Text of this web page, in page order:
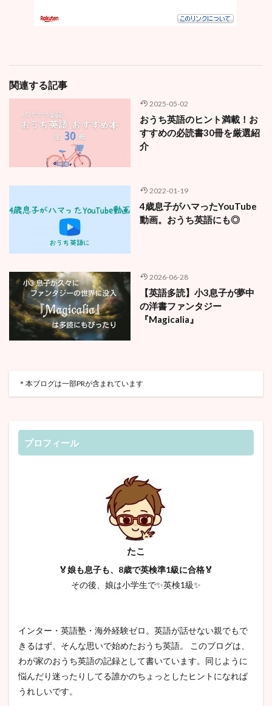
関連する記事
2025-05-02
おうち英語のヒント満載！お
すすめの必読書30冊を厳選紹
介
2022-01-19
4歳息子がハマったYouTube
動画。おうち英語にも◎
2026-06-28
【英語多読】小3息子が夢中
の洋書ファンタジー
『Magicalia』
＊本ブログは一部PRが含まれています
プロフィール
たこ
🏅娘も息子も、8歳で英検準1級に合格🏅
その後、娘は小学生で✨英検1級✨
インター・英語塾・海外経験ゼロ。英語が話せない親でもで
きるはず、そんな思いで始めたおうち英語。 このブログは、
わが家のおうち英語の記録として書いています。同じように
悩んだり迷ったりしてる誰かのちょっとしたヒントになれば
うれしいです。